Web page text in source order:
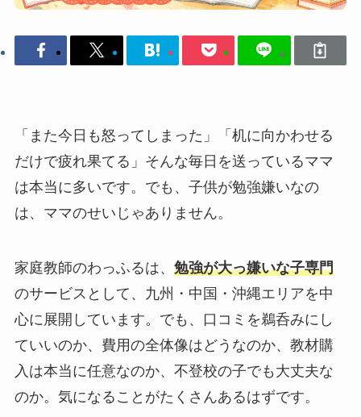
「また今日も怒ってしまった」「机に向かわせる
だけで疲れ果てる」そんな毎日を送っているママ
は本当に多いです。でも、子供が勉強嫌いなの
は、ママのせいじゃありません。
家庭教師のわっふるは、 勉強が大っ嫌いな子専門
のサービスとして、九州・中国・沖縄エリアを中
心に展開しています。でも、口コミを鵜呑みにし
ていいのか、費用の全体像はどうなのか、教材購
入は本当に任意なのか、不登校の子でも大丈夫な
のか。気になることがたくさんあるはずです。